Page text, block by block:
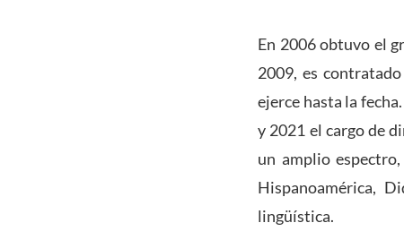
En 2006 obtuvo el
2009, es
ejerce hasta la
y 2021 el cargo de
un amplio
Hispanoamérica,
lingüística.